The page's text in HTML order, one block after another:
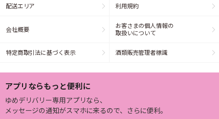
配送エリア 利用規約
会社概要
お客さまの個人情報の
取扱いについて
特定商取引法に基づく表示 酒類販売管理者標識
アプリならもっと便利に
ゆめデリバリー専用アプリなら、
メッセージの通知がスマホに来るので、さらに便利。